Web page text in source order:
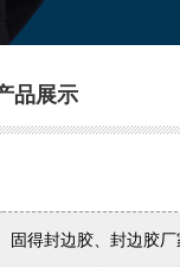
品展示
固得封边胶、封边胶